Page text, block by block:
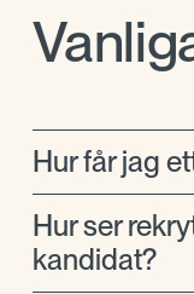
Hur får jag
Hur ser
kandidat?